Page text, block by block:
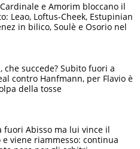
e Amorim bloccano il
Leao, Loftus-Cheek, Estupinian
in bilico, Soulè e Osorio nel
che succede? Subito fuori a
contro Hanfmann, per Flavio è
della tosse
fuori Abisso ma lui vince il
e viene riammesso: continua